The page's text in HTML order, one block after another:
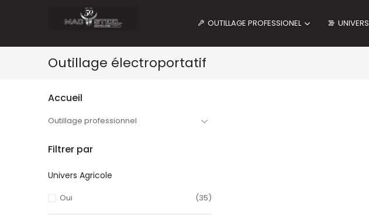
OUTILLAGE PROFESSIONEL UNIVERS
Outillage électroportatif
Accueil
Outillage professionnel
Filtrer par
Univers Agricole
Oui (35)